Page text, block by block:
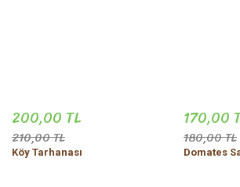
200,00 TL
210,00 TL
Köy Tarhanası
170,00
180,00 TL
Domates